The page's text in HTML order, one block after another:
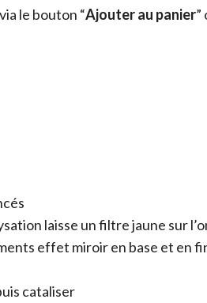
le bouton “Ajouter au panier”
laisse un filtre jaune sur
effet miroir en base et en
cataliser